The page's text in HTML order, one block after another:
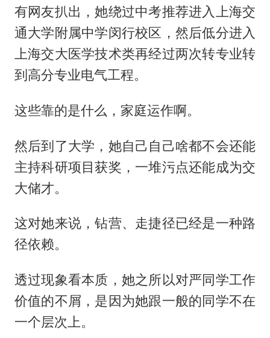
有网友扒出，她绕过中考推荐进入上海交
通大学附属中学闵行校区，然后低分进入
上海交大医学技术类再经过两次转专业转
到高分专业电气工程。
这些靠的是什么，家庭运作啊。
然后到了大学，她自己自己啥都不会还能
主持科研项目获奖，一堆污点还能成为交
大储才。
这对她来说，钻营、走捷径已经是一种路
径依赖。
透过现象看本质，她之所以对严同学工作
价值的不屑，是因为她跟一般的同学不在
一个层次上。